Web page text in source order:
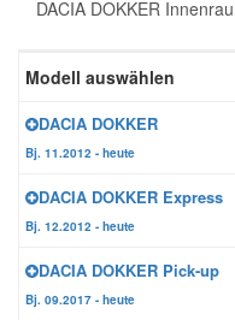
DACIA DOKKER
Modell auswählen
DACIA DOKKER
Bj. 11.2012 - heute
DACIA DOKKER Express
Bj. 12.2012 - heute
DACIA DOKKER Pick-up
Bj. 09.2017 - heute
Zündanlage und